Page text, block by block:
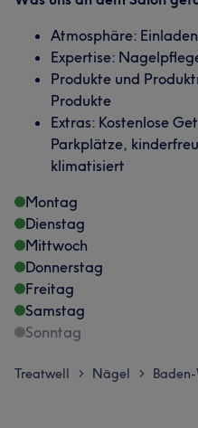
Atmosphäre:
Expertise:
Produkte und
Produkte
Extras: Kostenlose
Parkplätze,
klimatisiert
Montag
Dienstag
Mittwoch
Donnerstag
Freitag
Samstag
Sonntag
Treatwell > Nägel >